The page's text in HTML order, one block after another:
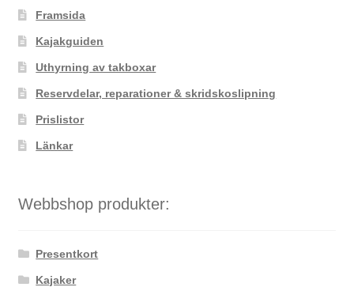
Framsida
Kajakguiden
Uthyrning av takboxar
Reservdelar, reparationer & skridskoslipning
Prislistor
Länkar
Webbshop produkter:
Presentkort
Kajaker